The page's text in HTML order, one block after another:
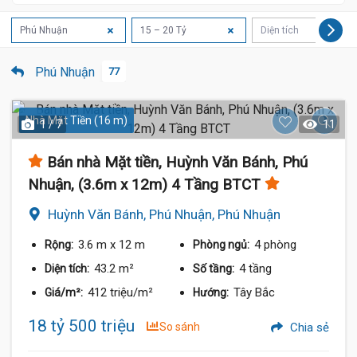
Phú Nhuận 15 – 20 Tỷ Diện tích
Phú Nhuận 77
Nhà Mặt Tiền (16 m)
1 / 7 11
Bán nhà Mặt tiền, Huỳnh Văn Bánh, Phú
Nhuận, (3.6m x 12m) 4 Tầng BTCT
Huỳnh Văn Bánh, Phú Nhuận, Phú Nhuận
Rộng: 3.6 m x 12 m Phòng ngủ: 4 phòng
Diện tích: 43.2 m² Số tầng: 4 tầng
Giá/m²: 412 triệu/m² Hướng: Tây Bắc
18 tỷ 500 triệu So sánh Chia sẻ